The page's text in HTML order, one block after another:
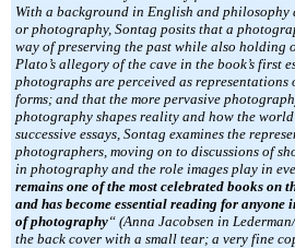
With a background in English and
or photography, Sontag posits that a
way of preserving the past while also holding
Plato’s allegory of the cave in the book’s first
photographs are perceived as
forms; and that the more pervasive
photography shapes reality and how the world
successive essays, Sontag examines the
photographers, moving on to discussions of
in photography and the role images play in
remains one of the most celebrated books on
and has become essential reading for anyone
of photography“ (Anna Jacobsen in
the back cover with a small tear; a very fine